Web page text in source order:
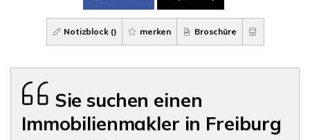
Notizblock () merken Broschüre
Sie suchen einen
Immobilienmakler in Freiburg